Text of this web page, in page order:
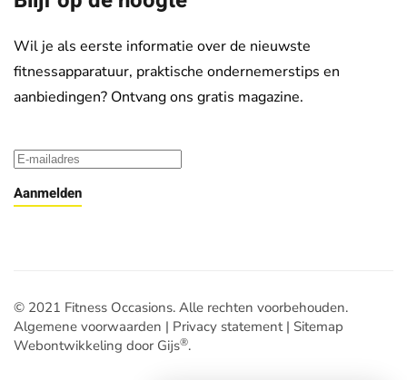
Wil je als eerste informatie over de nieuwste
fitnessapparatuur, praktische ondernemerstips en
aanbiedingen? Ontvang ons gratis magazine.
Aanmelden
© 2021 Fitness Occasions. Alle rechten voorbehouden.
Algemene voorwaarden | Privacy statement| Sitemap
Webontwikkeling door Gijs®.